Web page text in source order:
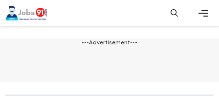
Skip
content
---Advertisement---